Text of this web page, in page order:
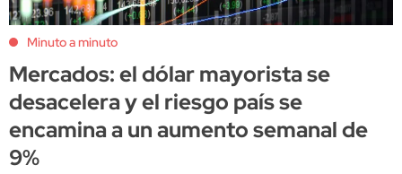
Minuto a minuto
Mercados: el dólar mayorista se
desacelera y el riesgo país se
encamina a un aumento semanal de
9%